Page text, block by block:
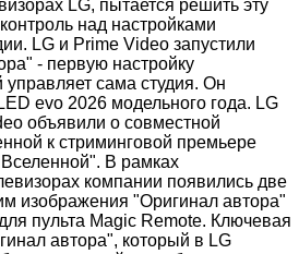
LG, пытается решить эту
над настройками
LG и Prime Video запустили
- первую настройку
управляет сама студия. Он
evo 2026 модельного года. LG
объявили о совместной
к стриминговой премьере
В рамках
компании появились две
изображения "Оригинал автора"
пульта Magic Remote. Ключевая
автора", который в LG